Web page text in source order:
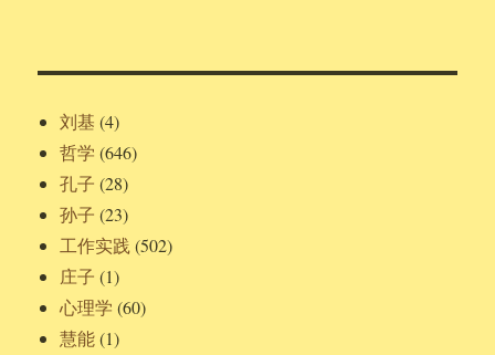
刘基 (4)
哲学 (646)
孔子 (28)
孙子 (23)
工作实践 (502)
庄子 (1)
心理学 (60)
慧能(1)